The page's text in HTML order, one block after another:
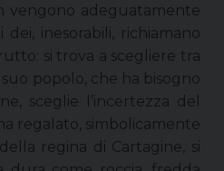
vengono adeguatamente
inesorabili, richiamano
si trova a scegliere tra
popolo, che ha bisogno
sceglie l’incertezza del
regalato, simbolicamente
regina di Cartagine, si